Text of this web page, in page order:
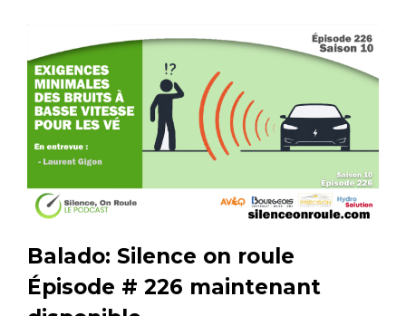
Balado: Silence on roule
Épisode # 226 maintenant